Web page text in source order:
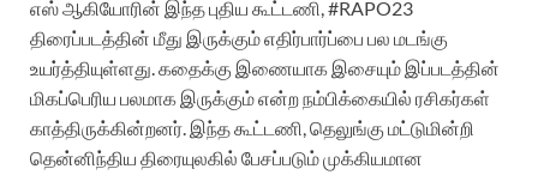
எஸ் ஆகியோரின் இந்த புதிய கூட்டணி, #RAPO23
திரைப்படத்தின் மீது இருக்கும் எதிர்பார்ப்பை பல மடங்கு
உயர்த்தியுள்ளது. கதைக்கு இணையாக இசையும் இப்படத்தின்
மிகப்பெரிய பலமாக இருக்கும் என்ற நம்பிக்கையில் ரசிகர்கள்
காத்திருக்கின்றனர். இந்த கூட்டணி, தெலுங்கு மட்டுமின்றி
தென்னிந்திய திரையுலகில் பேசப்படும் முக்கியமான